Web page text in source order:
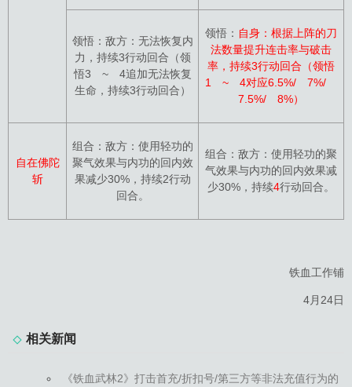
领悟：敌方：无法恢复内
力，持续3行动回合（领
悟3 ~ 4追加无法恢复
生命，持续3行动回合）
领悟： 自身：根据上阵的刀
法数量提升连击率与破击
率，持续3行动回合（领悟
1 ~ 4对应6.5%/ 7%/
7.5%/ 8%）
自在佛陀
斩
组合：敌方：使用轻功的
聚气效果与内功的回内效
果减少30%，持续2行动
回合。
组合：敌方：使用轻功的聚
气效果与内功的回内效果减
少30%，持续4行动回合。
铁血工作铺
4月24日
相关新闻
《铁血武林2》打击首充/折扣号/第三方等非法充值行为的